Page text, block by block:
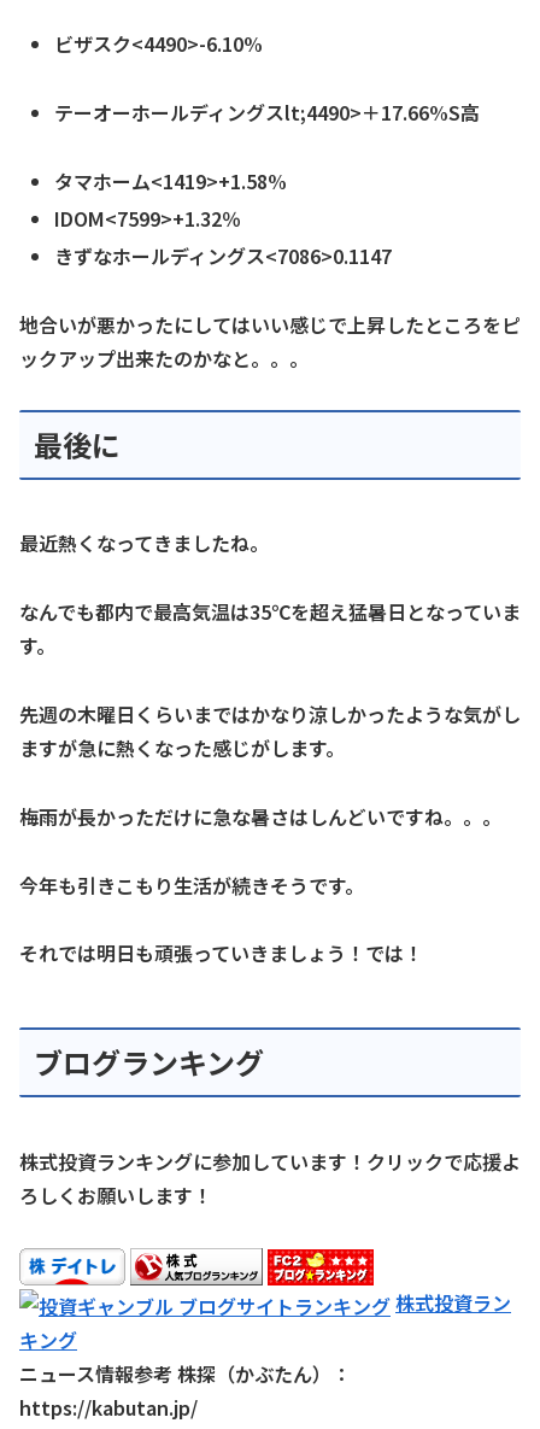
ビザスク<4490>-6.10%
テーオーホールディングスlt;4490>＋17.66%S高
タマホーム<1419>+1.58%
IDOM<7599>+1.32％
きずなホールディングス<7086>0.1147
地合いが悪かったにしてはいい感じで上昇したところをピ
ックアップ出来たのかなと。。。
最後に
最近熱くなってきましたね。
なんでも都内で最高気温は35℃を超え猛暑日となっていま
す。
先週の木曜日くらいまではかなり涼しかったような気がし
ますが急に熱くなった感じがします。
梅雨が長かっただけに急な暑さはしんどいですね。。。
今年も引きこもり生活が続きそうです。
それでは明日も頑張っていきましょう！では！
ブログランキング
株式投資ランキングに参加しています！クリックで応援よ
ろしくお願いします！
株式投資ラン
キング
ニュース情報参考 株探（かぶたん）：
https://kabutan.jp/